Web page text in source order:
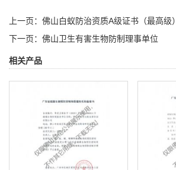
上一页： 佛山白蚁防治资质A级证书（最高级）
下一页： 佛山卫生有害生物防制理事单位
相关产品